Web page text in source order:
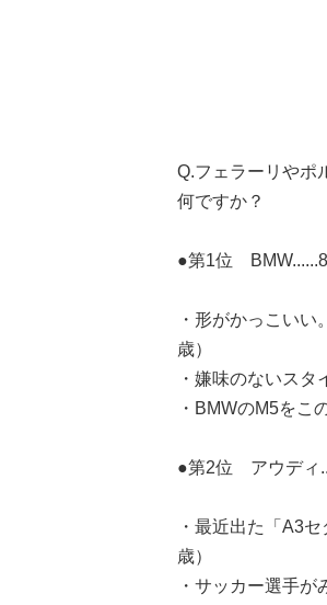
Q.フェラーリやポ
何ですか？
●第1位
・形がかっこい
歳）
・嫌味のないス
・BMWのM5をこ
●第2位 アウディ
・最近出た「A3
歳）
・サッカー選手